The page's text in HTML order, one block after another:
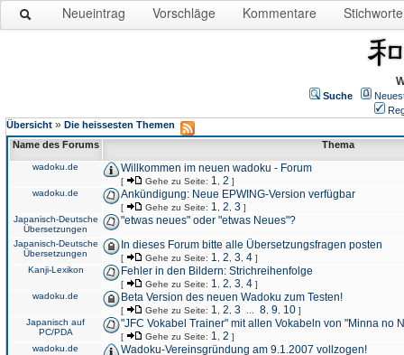
Neueintrag Vorschläge Kommentare Stichworte
Suche
Übersicht » Die heissesten Themen
Name des Forums
Thema
wadoku.de Willkommen im neuen wadoku - Forum
[ Gehe zu Seite: 1 2 ]
wadoku.de
Ankündigung: Neue EPWING-Version verfügbar
[ Gehe zu Seite: 1 2 3 ]
Japanisch-Deutsche
Übersetzungen
"etwas neues" oder "etwas Neues"?
Japanisch-Deutsche
Übersetzungen
In dieses Forum bitte alle Übersetzungsfragen posten
[ Gehe zu Seite: 1 2 3 4 ]
Kanji-Lexikon
Fehler in den Bildern: Strichreihenfolge
[ Gehe zu Seite: 1 2 3 4 ]
wadoku.de
Beta Version des neuen Wadoku zum Testen!
[ Gehe zu Seite: 1 2 3 8 9 10 ]
Japanisch auf
PC/PDA
"JFC Vokabel Trainer" mit allen Vokabeln von "Minna no
[ Gehe zu Seite: 1 2 ]
wadoku.de
Wadoku-Vereinsgründung am 9.1.2007 vollzogen!